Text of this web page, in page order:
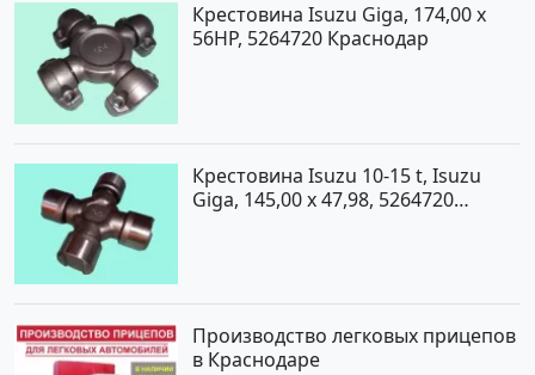
Крестовина Isuzu Giga, 174,00 x
56HP, 5264720 Краснодар
Крестовина Isuzu 10-15 t, Isuzu
Giga, 145,00 x 47,98, 5264720
Производство легковых прицепов
в Краснодаре